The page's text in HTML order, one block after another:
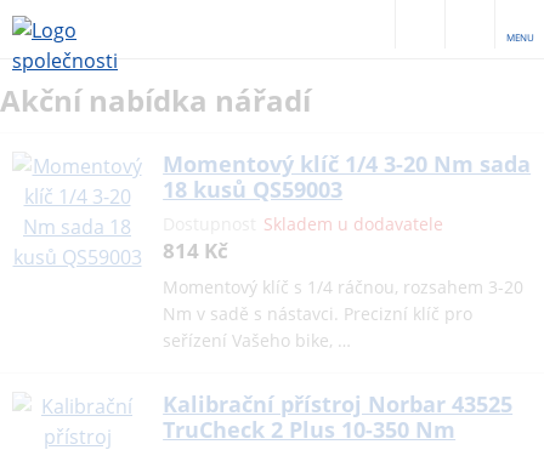
MENU
Akční nabídka nářadí
Momentový klíč 1/4 3-20 Nm sada
18 kusů QS59003
Skladem u dodavatele
814 Kč
Momentový klíč s 1/4 ráčnou, rozsahem 3-20
Nm v sadě s nástavci. Precizní klíč pro
seřízení Vašeho bike, …
Kalibrační přístroj Norbar 43525
TruCheck 2 Plus 10-350 Nm